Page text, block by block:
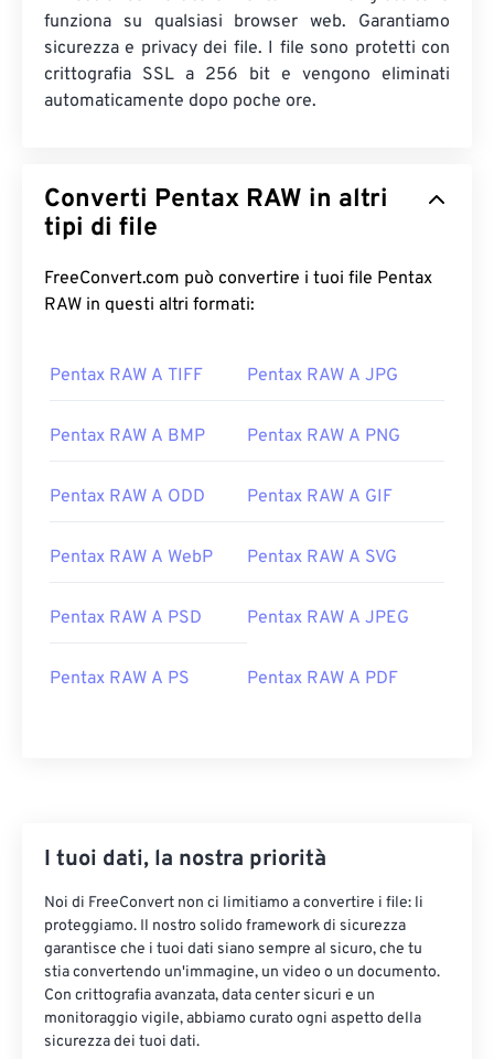
funziona su qualsiasi browser web. Garantiamo
sicurezza e privacy dei file. I file sono protetti con
crittografia SSL a 256 bit e vengono eliminati
automaticamente dopo poche ore.
Converti Pentax RAW in altri
tipi di file
FreeConvert.com può convertire i tuoi file Pentax
RAW in questi altri formati:
Pentax RAW A TIFF Pentax RAW A JPG
Pentax RAW A BMP Pentax RAW A PNG
Pentax RAW A ODD Pentax RAW A GIF
Pentax RAW A WebP Pentax RAW A SVG
Pentax RAW A PSD Pentax RAW A JPEG
Pentax RAW A PS Pentax RAW A PDF
I tuoi dati, la nostra priorità
Noi di FreeConvert non ci limitiamo a convertire i file: li
proteggiamo. Il nostro solido framework di sicurezza
garantisce che i tuoi dati siano sempre al sicuro, che tu
stia convertendo un'immagine, un video o un documento.
Con crittografia avanzata, data center sicuri e un
monitoraggio vigile, abbiamo curato ogni aspetto della
sicurezza dei tuoi dati.